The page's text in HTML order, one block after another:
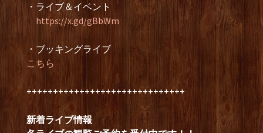
・ライブ＆イベント
https://x.gd/gBbWm
・ブッキングライブ
こちら
++++++++++++++++++++++++++++++
新着ライブ情報